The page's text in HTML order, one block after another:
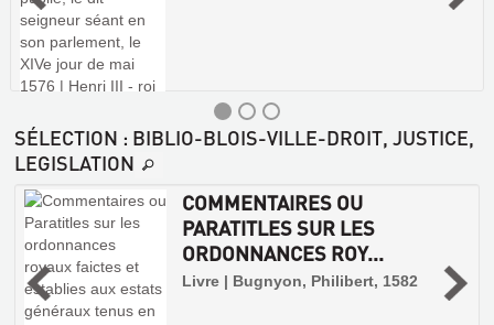
SÉLECTION : BIBLIO-BLOIS-VILLE-DROIT, JUSTICE,
LEGISLATION
COMMENTAIRES OU
PARATITLES SUR LES
ORDONNANCES ROY...
Livre | Bugnyon, Philibert, 1582